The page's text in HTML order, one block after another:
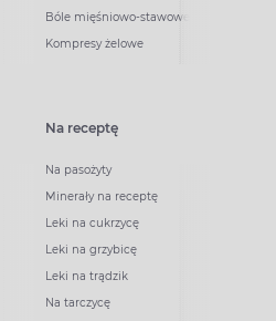
Bóle mięśniowo-stawowe
Kompresy żelowe
Na receptę
Na pasożyty
Minerały na receptę
Leki na cukrzycę
Leki na grzybicę
Leki na trądzik
Na tarczycę